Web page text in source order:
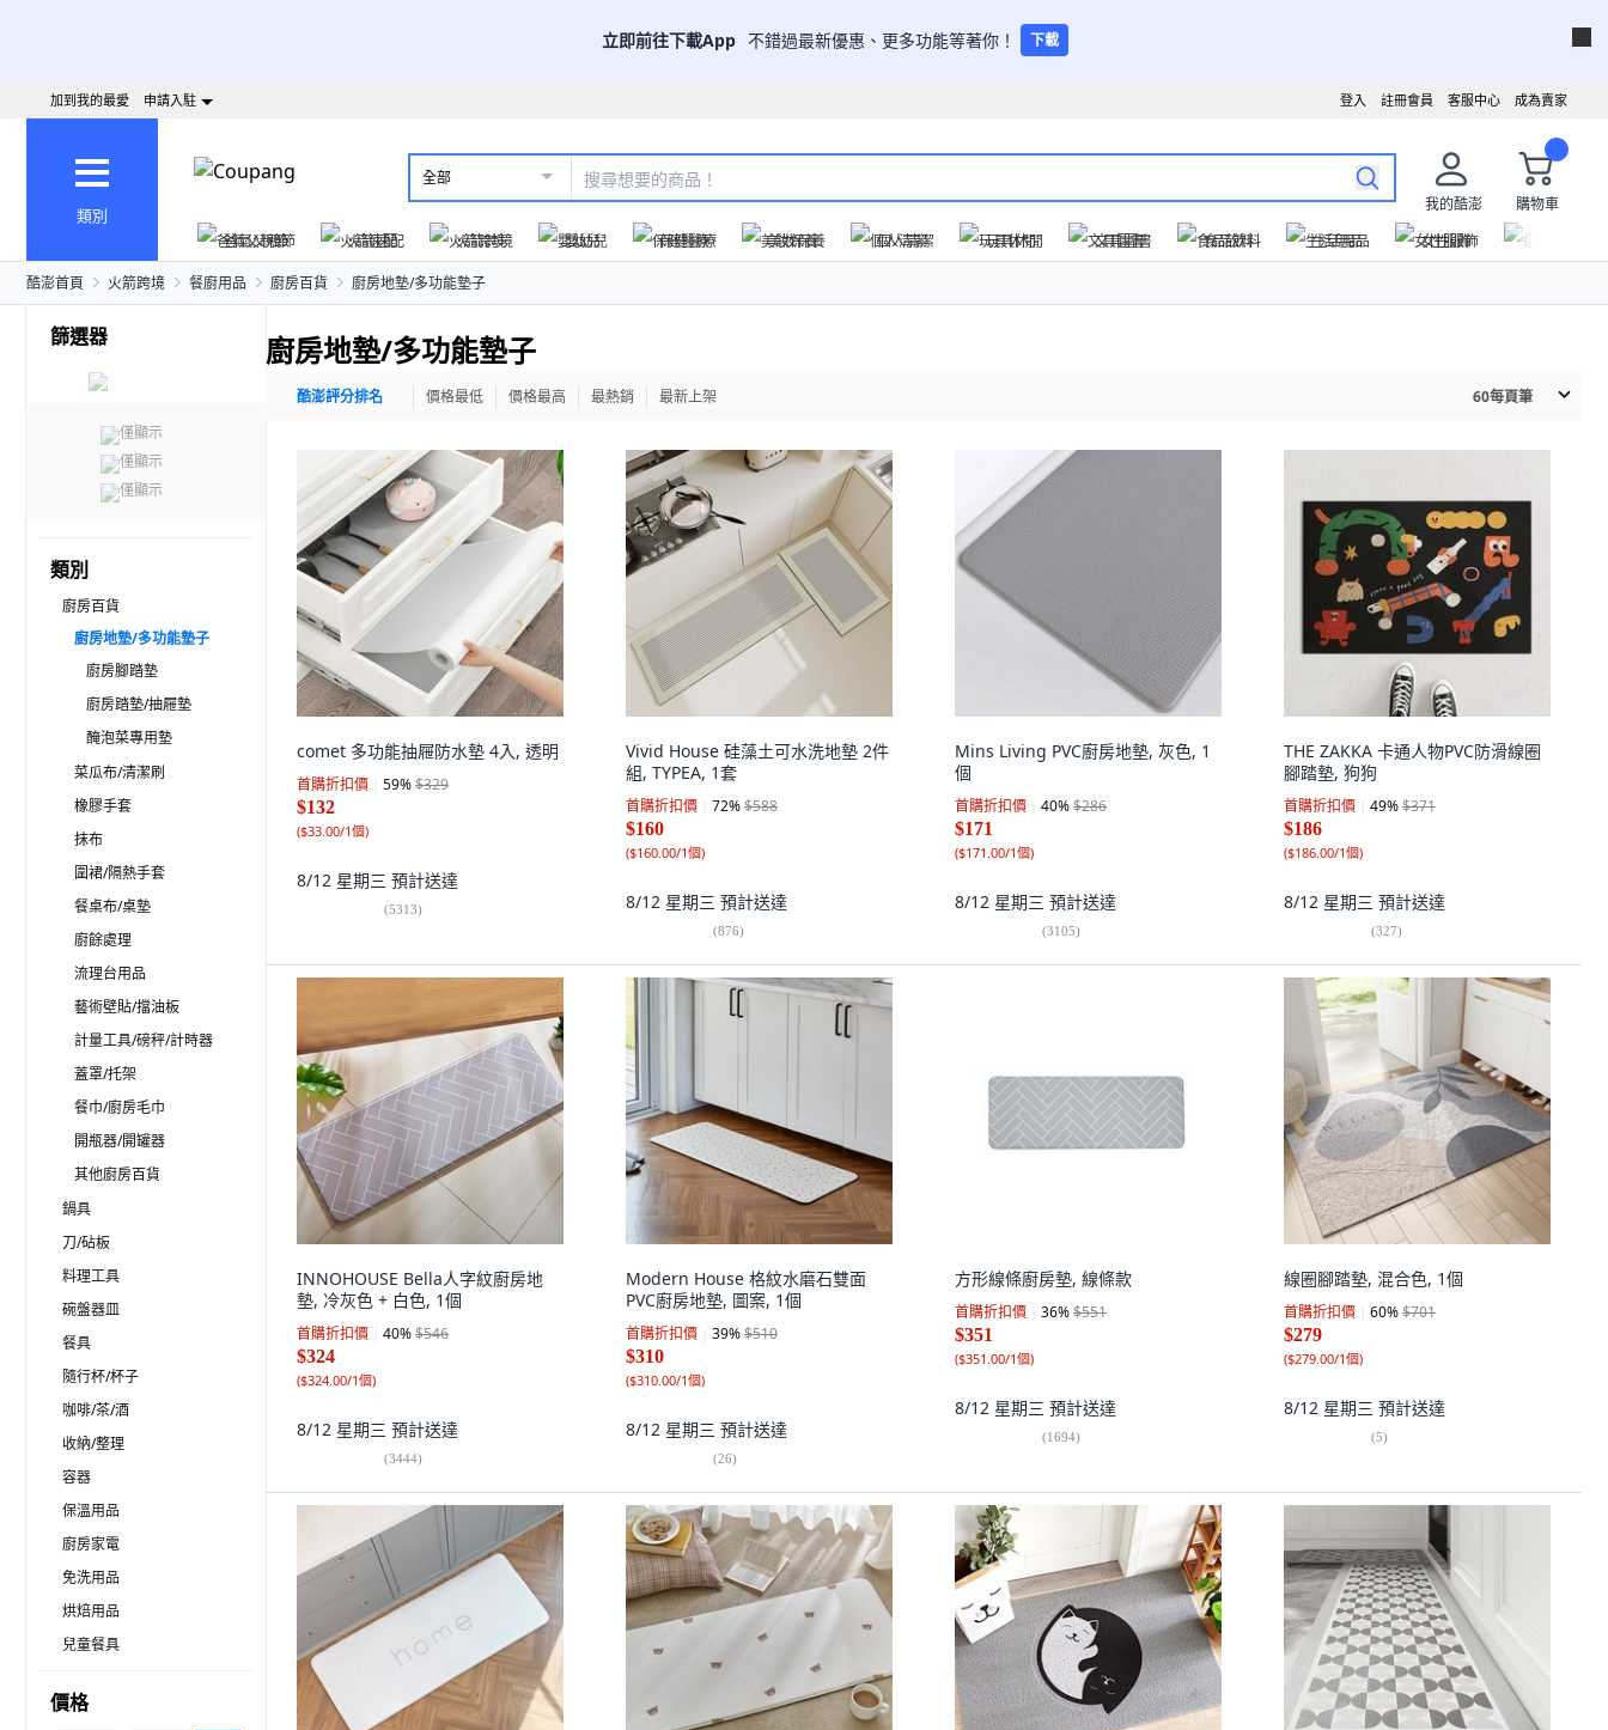
立即前往下載App 不錯過最新優惠、更多功能等著你！ 下載
成為賣家
客服中心
註冊會員
登入
加到我的最愛 申請入駐
類別
全部
我的酷澎
購物車
爸氣父親節
火箭速配 火箭跨境 嬰幼兒 保健醫療 美妝保養 個人清潔 玩具休閒 文具圖書 食品飲料 生活用品 女性服飾
酷澎首頁 火箭跨境 餐廚用品 廚房百貨 廚房地墊/多功能墊子
篩選器
僅顯示
僅顯示
僅顯示
類別
廚房百貨
廚房地墊/多功能墊子
廚房腳踏墊
廚房踏墊/抽屜墊
醃泡菜專用墊
菜瓜布/清潔刷
橡膠手套
抹布
圍裙/隔熱手套
餐桌布/桌墊
廚餘處理
流理台用品
藝術壁貼/擋油板
計量工具/磅秤/計時器
蓋罩/托架
餐巾/廚房毛巾
開瓶器/開罐器
其他廚房百貨
鍋具
刀/砧板
料理工具
碗盤器皿
餐具
隨行杯/杯子
咖啡/茶/酒
收納/整理
容器
保溫用品
廚房家電
免洗用品
烘焙用品
兒童餐具
價格
廚房地墊/多功能墊子
酷澎評分排名 價格最低 價格最高 最熱銷 最新上架 60每頁筆
comet 多功能抽屜防水墊 4入, 透明
首購折扣價 59%$329
$132
($33.00/1個)
8/12 星期三 預計送達
(5313)
Vivid House 硅藻土可水洗地墊 2件
組, TYPEA, 1套
首購折扣價 72%$588
$160
($160.00/1個)
8/12 星期三 預計送達
(876)
Mins Living PVC廚房地墊, 灰色, 1
個
首購折扣價 40%$286
$171
($171.00/1個)
8/12 星期三 預計送達
(3105)
THE ZAKKA 卡通人物PVC防滑線圈
腳踏墊, 狗狗
首購折扣價 49%$371
$186
($186.00/1個)
8/12 星期三 預計送達
(327)
INNOHOUSE Bella人字紋廚房地
墊, 冷灰色 + 白色, 1個
首購折扣價 40%$546
$324
($324.00/1個)
8/12 星期三 預計送達
(3444)
Modern House 格紋水磨石雙面
PVC廚房地墊, 圖案, 1個
首購折扣價 39%$510
$310
($310.00/1個)
8/12 星期三 預計送達
(26)
方形線條廚房墊, 線條款
首購折扣價 36%$551
$351
($351.00/1個)
8/12 星期三 預計送達
(1694)
線圈腳踏墊, 混合色, 1個
首購折扣價 60%$701
$279
($279.00/1個)
8/12 星期三 預計送達
(5)